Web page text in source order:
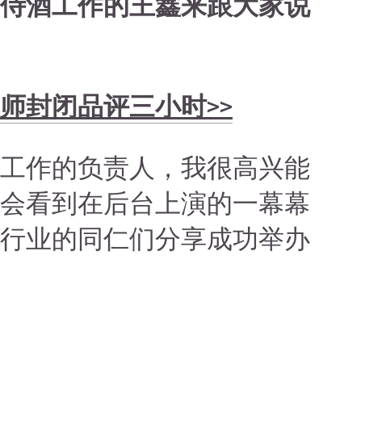
封闭品评三小时>>
作的负责人，我很高兴能
看到在后台上演的一幕幕
业的同仁们分享成功举办